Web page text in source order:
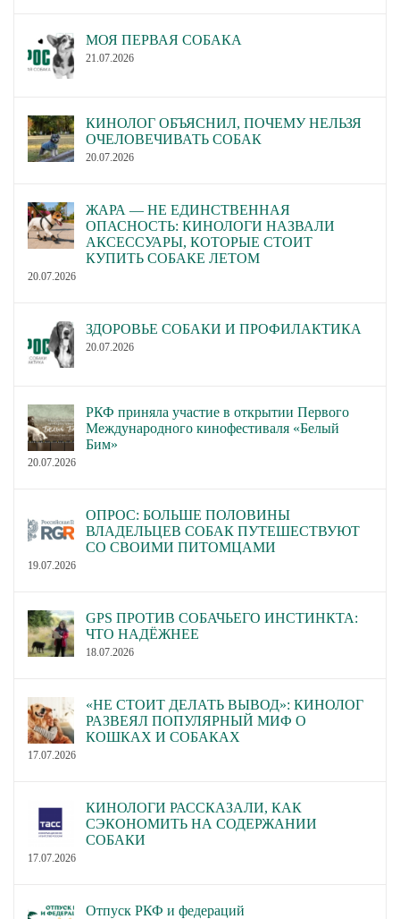
МОЯ ПЕРВАЯ СОБАКА
21.07.2026
КИНОЛОГ ОБЪЯСНИЛ, ПОЧЕМУ НЕЛЬЗЯ
ОЧЕЛОВЕЧИВАТЬ СОБАК
20.07.2026
ЖАРА — НЕ ЕДИНСТВЕННАЯ
ОПАСНОСТЬ: КИНОЛОГИ НАЗВАЛИ
АКСЕССУАРЫ, КОТОРЫЕ СТОИТ
КУПИТЬ СОБАКЕ ЛЕТОМ
20.07.2026
ЗДОРОВЬЕ СОБАКИ И ПРОФИЛАКТИКА
20.07.2026
РКФ приняла участие в открытии Первого
Международного кинофестиваля «Белый
Бим»
20.07.2026
ОПРОС: БОЛЬШЕ ПОЛОВИНЫ
ВЛАДЕЛЬЦЕВ СОБАК ПУТЕШЕСТВУЮТ
СО СВОИМИ ПИТОМЦАМИ
19.07.2026
GPS ПРОТИВ СОБАЧЬЕГО ИНСТИНКТА:
ЧТО НАДЁЖНЕЕ
18.07.2026
«НЕ СТОИТ ДЕЛАТЬ ВЫВОД»: КИНОЛОГ
РАЗВЕЯЛ ПОПУЛЯРНЫЙ МИФ О
КОШКАХ И СОБАКАХ
17.07.2026
КИНОЛОГИ РАССКАЗАЛИ, КАК
СЭКОНОМИТЬ НА СОДЕРЖАНИИ
СОБАКИ
17.07.2026
Отпуск РКФ и федераций